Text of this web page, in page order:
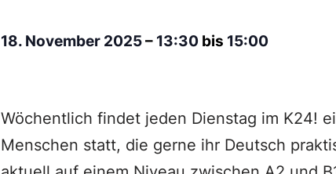
18. November 2025– 13:30 bis 15:00
Wöchentlich findet jeden Dienstag im K24!
Menschen statt, die gerne ihr Deutsch